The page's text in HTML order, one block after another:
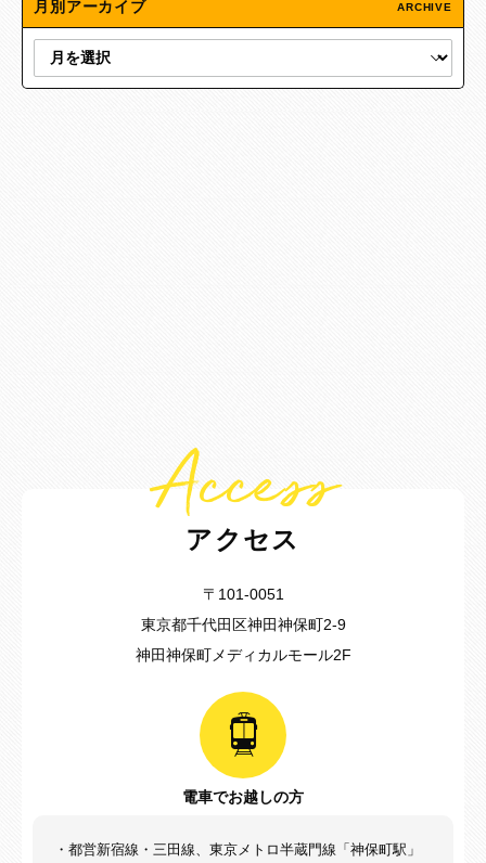
月別アーカイブ ARCHIVE
Access
アクセス
〒101-0051
東京都千代田区神田神保町2-9
神田神保町メディカルモール2F
電車でお越しの方
・都営新宿線・三田線、東京メトロ半蔵門線「神保町駅」